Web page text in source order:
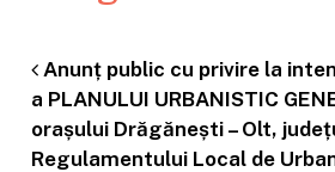
Post navigation
Anunț public cu privire la
a PLANULUI URBANISTIC
orașului Drăgănești – Olt,
Regulamentului Local de